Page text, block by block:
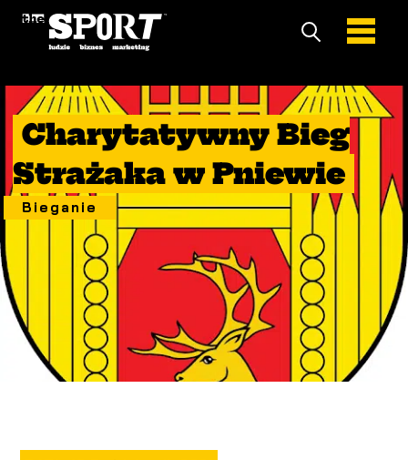
Charytatywny Bieg
Strażaka w Pniewie
Bieganie